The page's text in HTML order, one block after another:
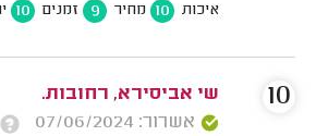
איכות 10 מחיר 9 זמנים 10
שי אביסירא, רחובות.
אשרור: 07/06/2024
10